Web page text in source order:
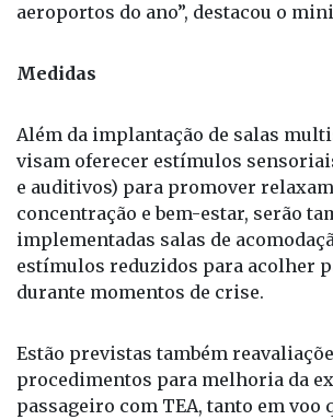
aeroportos do ano”, destacou o
Medidas
Além da implantação de salas
visam oferecer estímulos
e auditivos) para promover
concentração e bem-estar, serão
implementadas salas de
estímulos reduzidos para acolher
durante momentos de crise.
Estão previstas também
procedimentos para melhoria da
passageiro com TEA, tanto em voo